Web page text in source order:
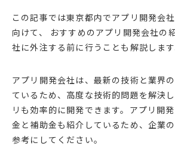
この記事では東京都内でアプリ開発会
向けて、 おすすめのアプリ開発会社の
社に外注する前に行うことも解説します
アプリ開発会社は、最新の技術と業界
ているため、高度な技術的問題を解決
リも効率的に開発できます。アプリ開
金と補助金も紹介しているため、企業
参考にしてください。